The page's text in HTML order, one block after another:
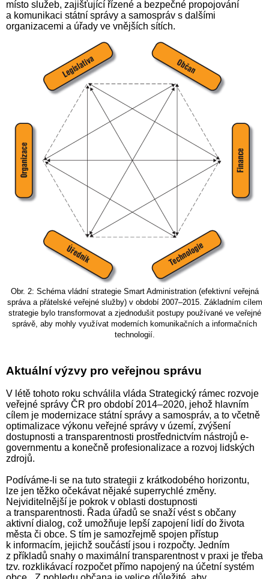
místo služeb, zajišťující řízené a bezpečné propojování
a komunikaci státní správy a samospráv s dalšími
organizacemi a úřady ve vnějších sítích.
Obr. 2: Schéma vládní strategie Smart Administration (efektivní veřejná
správa a přátelské veřejné služby) v období 2007–2015. Základním cílem
strategie bylo transformovat a zjednodušit postupy používané ve veřejné
správě, aby mohly využívat moderních komunikačních a informačních
technologií.
Aktuální výzvy pro veřejnou správu
V létě tohoto roku schválila vláda Strategický rámec rozvoje
veřejné správy ČR pro období 2014–2020, jehož hlavním
cílem je modernizace státní správy a samospráv, a to včetně
optimalizace výkonu veřejné správy v území, zvýšení
dostupnosti a transparentnosti prostřednictvím nástrojů e-
governmentu a konečně profesionalizace a rozvoj lidských
zdrojů.
Podíváme-li se na tuto strategii z krátkodobého horizontu,
lze jen těžko očekávat nějaké superrychlé změny.
Nejviditelnější je pokrok v oblasti dostupnosti
a transparentnosti. Řada úřadů se snaží vést s občany
aktivní dialog, což umožňuje lepší zapojení lidí do života
města či obce. S tím je samozřejmě spojen přístup
k informacím, jejichž součástí jsou i rozpočty. Jedním
z příkladů snahy o maximální transparentnost v praxi je třeba
tzv. rozklikávací rozpočet přímo napojený na účetní systém